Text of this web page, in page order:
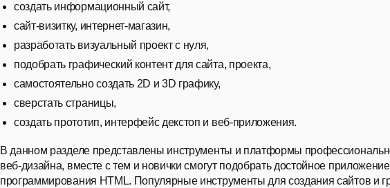
создать информационный сайт,
сайт-визитку, интернет-магазин,
разработать визуальный проект с нуля,
подобрать графический контент для сайта, проекта,
самостоятельно создать 2D и 3D графику,
сверстать страницы,
создать прототип, интерфейс декстоп и веб-приложения.
В данном разделе представлены инструменты и платформы
веб-дизайна, вместе с тем и новички смогут подобрать достойное
программирования HTML. Популярные инструменты для создания сайтов и